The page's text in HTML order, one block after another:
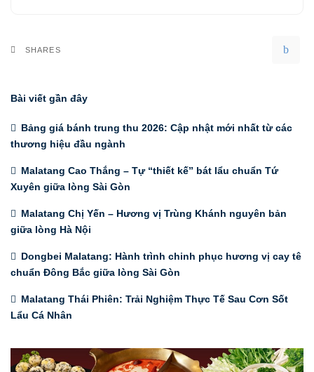
SHARES
Bài viết gần đây
Bảng giá bánh trung thu 2026: Cập nhật mới nhất từ các
thương hiệu đầu ngành
Malatang Cao Thắng – Tự “thiết kế” bát lẩu chuẩn Tứ
Xuyên giữa lòng Sài Gòn
Malatang Chị Yến – Hương vị Trùng Khánh nguyên bản
giữa lòng Hà Nội
Dongbei Malatang: Hành trình chinh phục hương vị cay tê
chuẩn Đông Bắc giữa lòng Sài Gòn
Malatang Thái Phiên: Trải Nghiệm Thực Tế Sau Cơn Sốt
Lẩu Cá Nhân